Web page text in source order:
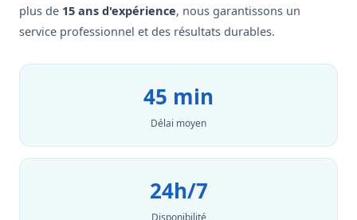
plus de 15 ans d'expérience, nous garantissons un
service professionnel et des résultats durables.
45 min
Délai moyen
24h/7
Disponibilité